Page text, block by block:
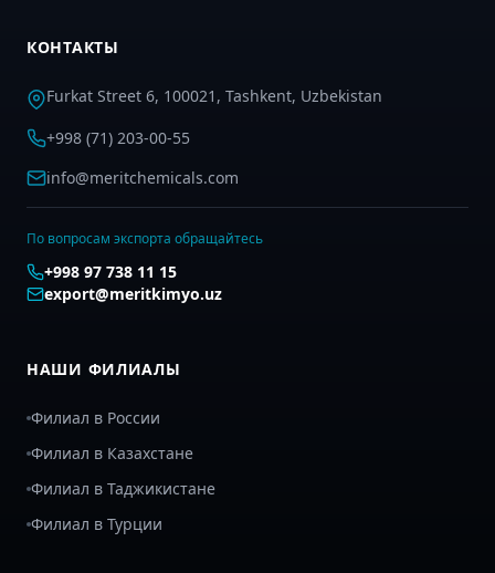
КОНТАКТЫ
Furkat Street 6, 100021, Tashkent, Uzbekistan
+998 (71) 203-00-55
info@meritchemicals.com
По вопросам экспорта обращайтесь
+998 97 738 11 15
export@meritkimyo.uz
НАШИ ФИЛИАЛЫ
Филиал в России
Филиал в Казахстане
Филиал в Таджикистане
Филиал в Турции